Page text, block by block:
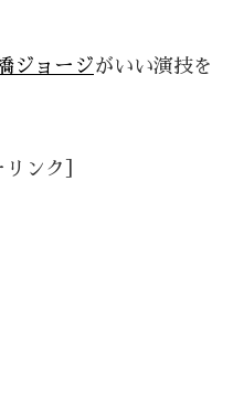
ジョージがいい演技を
ンク］